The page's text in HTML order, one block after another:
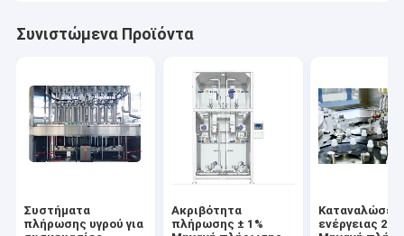
Συνιστώμενα Προϊόντα
Συστήματα
πλήρωσης υγρού για
Ακριβότητα
πλήρωσης ± 1%
ενέργειας